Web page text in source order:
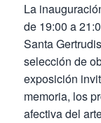
La
de 19:00 a
Santa
selección de
exposición
memoria, los
afectiva del